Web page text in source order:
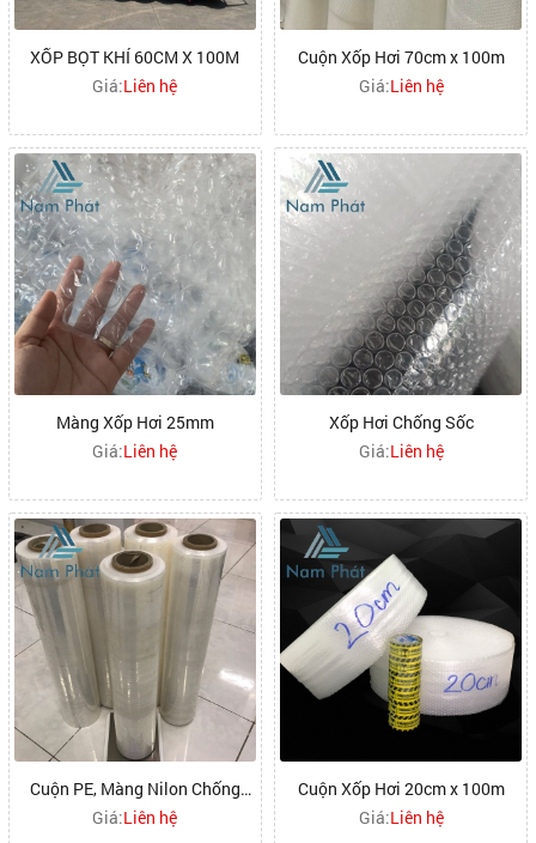
XỐP BỌT KHÍ 60CM X 100M
Giá:Liên hệ
Cuộn Xốp Hơi 70cm x 100m
Giá:Liên hệ
Màng Xốp Hơi 25mm
Giá:Liên hệ
Xốp Hơi Chống Sốc
Giá:Liên hệ
Cuộn PE, Màng Nilon Chống
Thấm
Giá:Liên hệ
Cuộn Xốp Hơi 20cm x 100m
Giá:Liên hệ